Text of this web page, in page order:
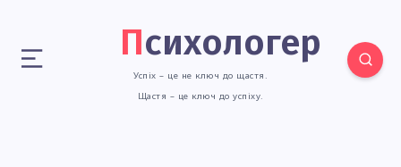
Психологер
Успіх – це не ключ до щастя.
Щастя – це ключ до успіху.